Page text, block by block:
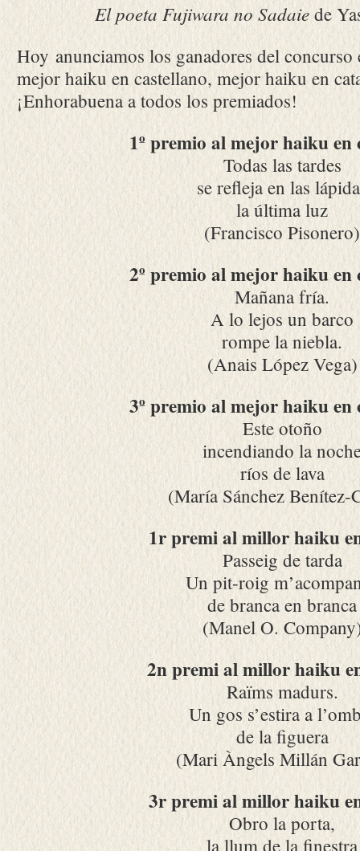
El poeta Fujiwara no Sadaie de
Hoy anunciamos los ganadores del concurso
mejor haiku en castellano, mejor haiku en
¡Enhorabuena a todos los premiados!
1º premio al mejor haiku en
Todas las tardes
se refleja en las
la última luz
(Francisco Pisonero)
2º premio al mejor haiku en
Mañana fría.
A lo lejos un barco
rompe la niebla.
(Anais López Vega)
3º premio al mejor haiku en
Este otoño
incendiando la
ríos de lava
(María Sánchez Benítez-
1r premi al millor haiku
Passeig de tarda
Un pit-roig
de branca en branca
(Manel O.
2n premi al millor haiku
Raïms madurs.
Un gos s’estira a
de la figuera
(Mari Àngels Millán
3r premi al millor haiku
Obro la porta,
la llum de la finestra